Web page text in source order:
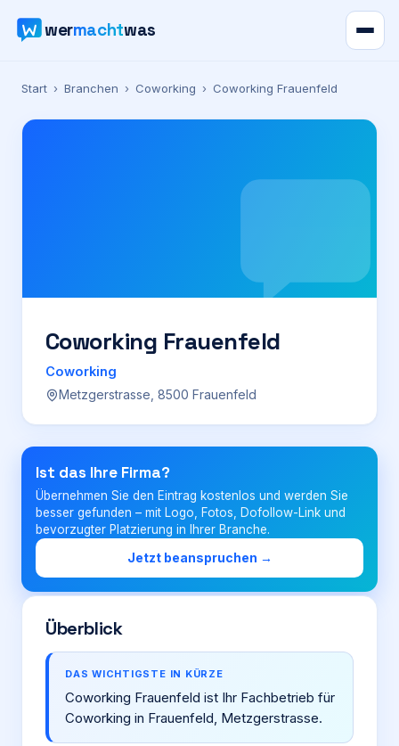
wermachtwas
Verzeichnis
Karte
Preise
Für Firmen
Login
Firma eintragen
Start › Branchen › Coworking › Coworking Frauenfeld
Coworking Frauenfeld
Coworking
Metzgerstrasse, 8500 Frauenfeld
Ist das Ihre Firma?
Übernehmen Sie den Eintrag kostenlos und werden Sie
besser gefunden – mit Logo, Fotos, Dofollow-Link und
bevorzugter Platzierung in Ihrer Branche.
Jetzt beanspruchen →
Überblick
DAS WICHTIGSTE IN KÜRZE
Coworking Frauenfeld ist Ihr Fachbetrieb für
Coworking in Frauenfeld, Metzgerstrasse.